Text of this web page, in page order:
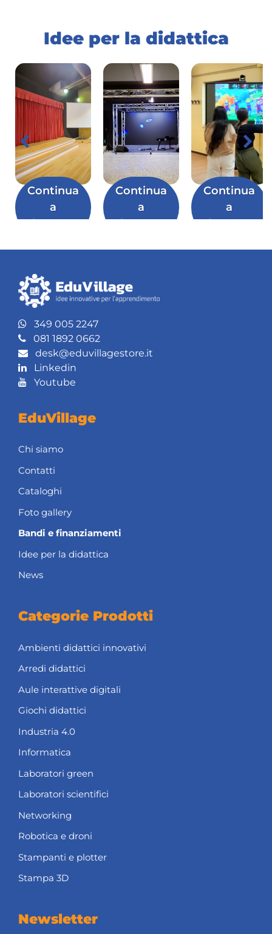
Idee per la didattica
Continua
a
leggere
Continua
a
leggere
Continua
a
leggere
349 005 2247
081 1892 0662
desk@eduvillagestore.it
Linkedin
Youtube
EduVillage
Chi siamo
Contatti
Cataloghi
Foto gallery
Bandi e finanziamenti
Idee per la didattica
News
Categorie Prodotti
Ambienti didattici innovativi
Arredi didattici
Aule interattive digitali
Giochi didattici
Industria 4.0
Informatica
Laboratori green
Laboratori scientifici
Networking
Robotica e droni
Stampanti e plotter
Stampa 3D
Newsletter